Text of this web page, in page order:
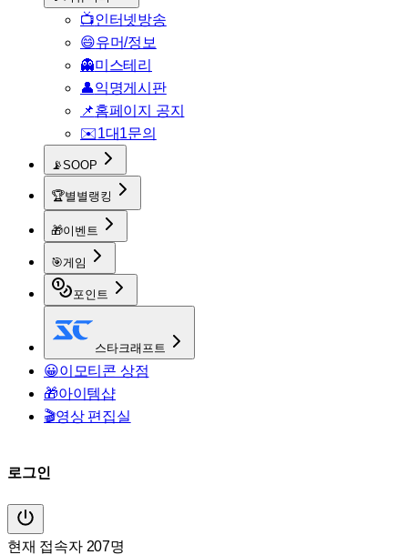
📺인터넷방송
😄유머/정보
👻미스테리
👤익명게시판
📌홈페이지 공지
✉️1대1문의
📡SOOP
🏆별별랭킹
🎁이벤트
🎯게임
포인트
스타크래프트
😀이모티콘 상점
🎁아이템샵
🎬영상 편집실
로그인
현재 접속자 207명